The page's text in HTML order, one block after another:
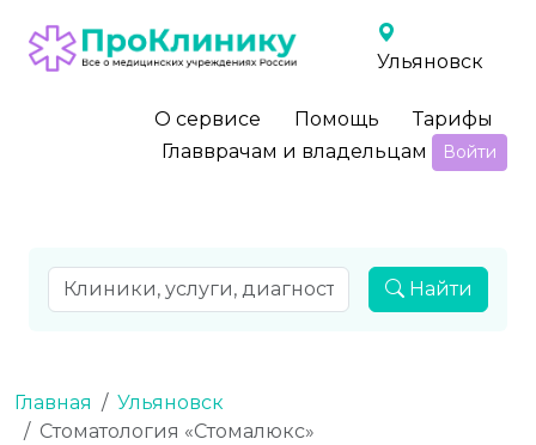
Ульяновск
О сервисе Помощь
Тарифы
Главврачам и владельцам
Войти
Найти
Главная
Ульяновск
Стоматология «Стомалюкс»